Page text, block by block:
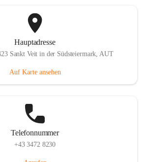
Hauptadresse
Sankt Veit in der Südsteiermark, AUT
Auf Karte ansehen
Telefonnummer
+43 3472 8230